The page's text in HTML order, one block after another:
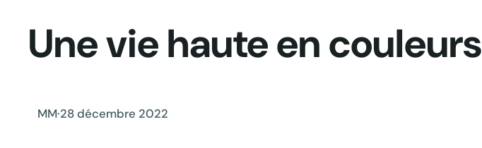
Une vie haute en couleurs
MM·28 décembre 2022